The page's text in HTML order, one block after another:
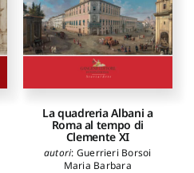
Listanti Claudio,Maddalo
Silvia,Marani Pietro Cesare,
Mineo Nicolò,Monciatti
Alessio,Papa Rodolfo,
Pasquini Laura,Pizzimento
Rak Michele
Andrea,Tomassoni Italo,
La quadreria Albani a
Roma al tempo di
Clemente XI
autori: Guerrieri Borsoi
Maria Barbara